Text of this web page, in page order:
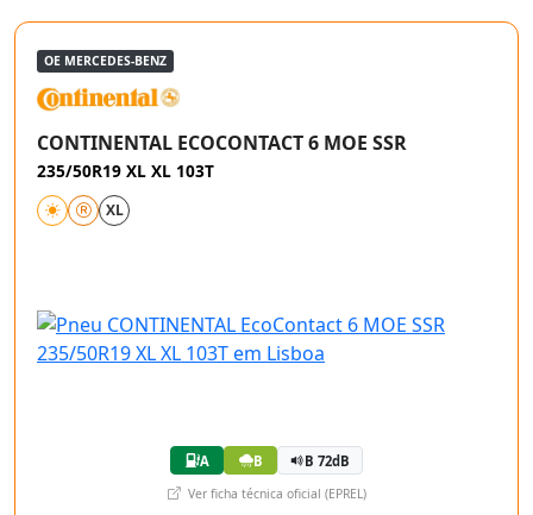
OE MERCEDES-BENZ
CONTINENTAL ECOCONTACT 6 MOE SSR
235/50R19 XL XL 103T
XL
A B B 72dB
Ver ficha técnica oficial (EPREL)